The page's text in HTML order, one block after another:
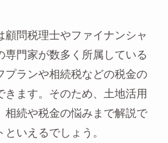
顧問税理士やファイナンシャ
専門家が数多く所属している
プランや相続税などの税金の
きます。そのため、土地活用
相続や税金の悩みまで解説で
いえるでしょう。